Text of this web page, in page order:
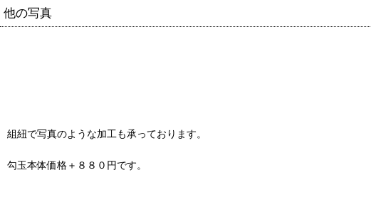
他の写真
組紐で写真のような加工も承っております。
勾玉本体価格＋８８０円です。